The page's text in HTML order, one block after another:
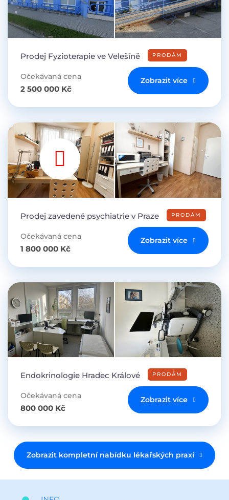
Prodej Fyzioterapie ve Velešíně PRODÁM
Očekávaná cena
2 500 000 Kč
Zobrazit více
Prodej zavedené psychiatrie v Praze PRODÁM
Očekávaná cena
1 800 000 Kč
Zobrazit více
Endokrinologie Hradec Králové PRODÁM
Očekávaná cena
800 000 Kč
Zobrazit více
Zobrazit kompletní nabídku lékařských praxí